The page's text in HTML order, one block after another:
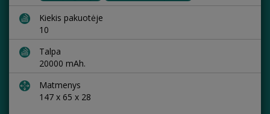
Kiekis pakuotėje
10
Talpa
20000 mAh.
Matmenys
147 x 65 x 28